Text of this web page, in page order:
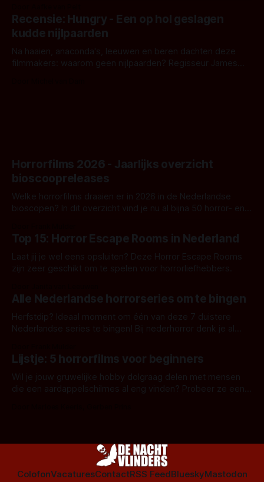
achtergrond, belooft iets kleurrijks maar onheilspellends,
iets ongrijpbaars. En dat maakt De Groen met ieder woord
waar.
Recensie: Hungry - Een op hol geslagen
kudde nijlpaarden
Na haaien, anaconda's, leeuwen en beren dachten deze
filmmakers: waarom geen nijlpaarden? Regisseur James
Horrorfilms 2026 - Jaarlijks overzicht
bioscoopreleases
Welke horrorfilms draaien er in 2026 in de Nederlandse
bioscopen? In dit overzicht vind je nu al bijna 50 horror- en
Top 15: Horror Escape Rooms in Nederland
Laat jij je wel eens opsluiten? Deze Horror Escape Rooms
zijn zeer geschikt om te spelen voor horrorliefhebbers.
Alle Nederlandse horrorseries om te bingen
Herfstdip? Ideaal moment om één van deze 7 duistere
Nederlandse series te bingen! Bij nederhorror denk je al
Amsterdamned of The Johnsons. Maar Nederlandse horror
is niet beperkt tot films. Hier een aantal Nederlandse tv-
series uit het duistere of horrorgenre. Als
Lijstje: 5 horrorfilms voor beginners
Wil je jouw gruwelijke hobby dolgraag delen met mensen
die een aardappelschilmes al eng vinden? Probeer ze eens
ColofonVacaturesContactRSS FeedBlueskyMastodon